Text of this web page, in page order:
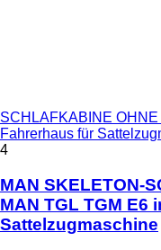
SCHLAFKABINE
Fahrerhaus für
4
MAN SKELETON-
MAN TGL TGM E6
Sattelzugmaschine